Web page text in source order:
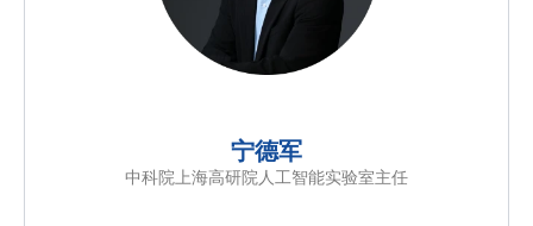
宁德军
中科院上海高研院人工智能实验室主任